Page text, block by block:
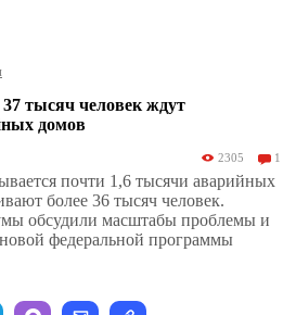
тысяч человек ждут
домов
2305 1
почти 1,6 тысячи аварийных
более 36 тысяч человек.
обсудили масштабы проблемы и
федеральной программы